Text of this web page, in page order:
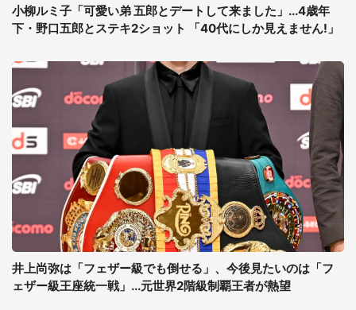
小柳ルミ子「可愛い弟 五郎とデートして来ました」...4歳年
下・野口五郎とステキ2ショット 「40代にしか見えません!」
井上尚弥は「フェザー級でも倒せる」、今後見たいのは「フ
ェザー級王座統一戦」...元世界2階級制覇王者が熱望